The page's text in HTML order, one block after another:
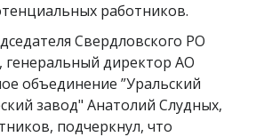
работников.
Свердловского РО
директор АО
объединение ”Уральский
завод" Анатолий Слудных,
подчеркнул, что